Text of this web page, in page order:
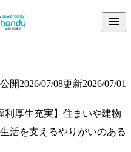
公開2026/07/08更新2026/07/01
利厚生充実】住まいや建物
活を支えるやりがいのある